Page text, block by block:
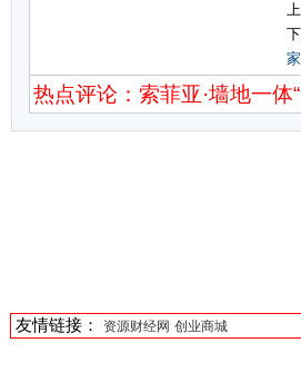
热点评论：索菲亚·墙地一体
友情链接： 资源财经网 创业商城